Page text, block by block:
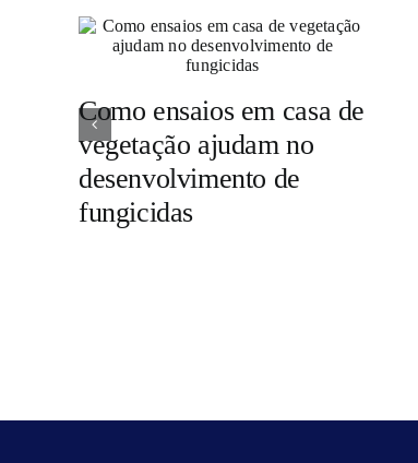
Como ensaios em casa de
vegetação ajudam no
desenvolvimento de
fungicidas